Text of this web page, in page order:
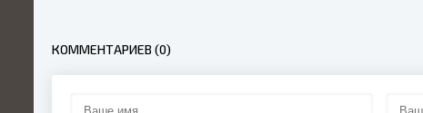
КОММЕНТАРИЕВ (0)